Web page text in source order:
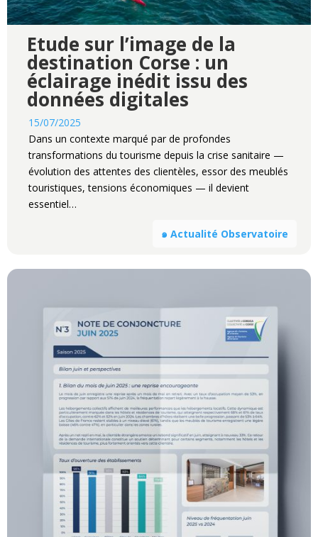
Etude sur l’image de la
destination Corse : un
éclairage inédit issu des
données digitales
15/07/2025
Dans un contexte marqué par de profondes
transformations du tourisme depuis la crise sanitaire —
évolution des attentes des clientèles, essor des meublés
touristiques, tensions économiques — il devient
essentiel…
๑ Actualité Observatoire